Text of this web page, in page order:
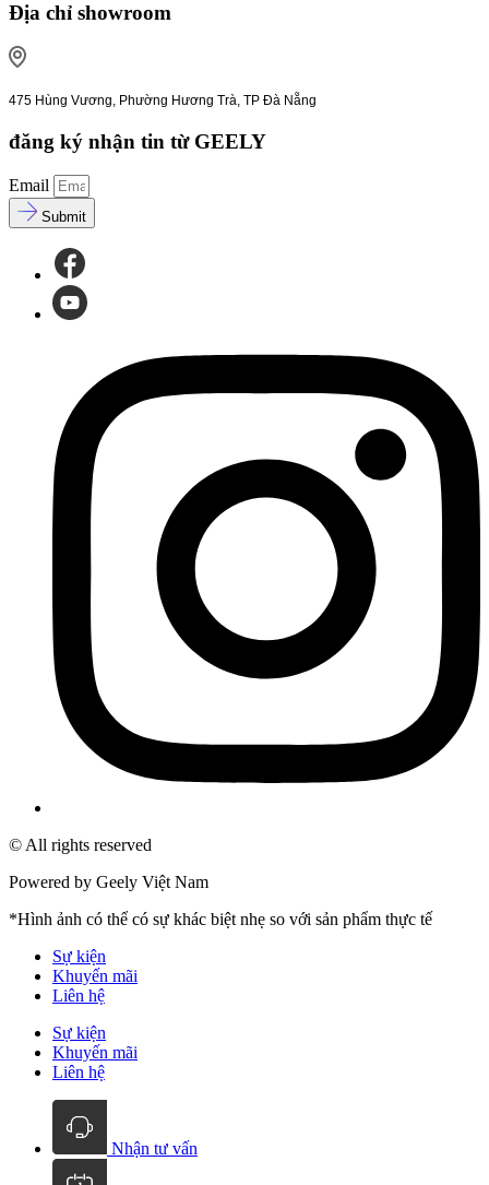
Địa chỉ showroom
475 Hùng Vương, Phường Hương Trà, TP Đà Nẵng
đăng ký nhận tin từ GEELY
Email
Submit
© All rights reserved
Powered by Geely Việt Nam
*Hình ảnh có thể có sự khác biệt nhẹ so với sản phẩm thực tế
Sự kiện
Khuyến mãi
Liên hệ
Sự kiện
Khuyến mãi
Liên hệ
Nhận tư vấn